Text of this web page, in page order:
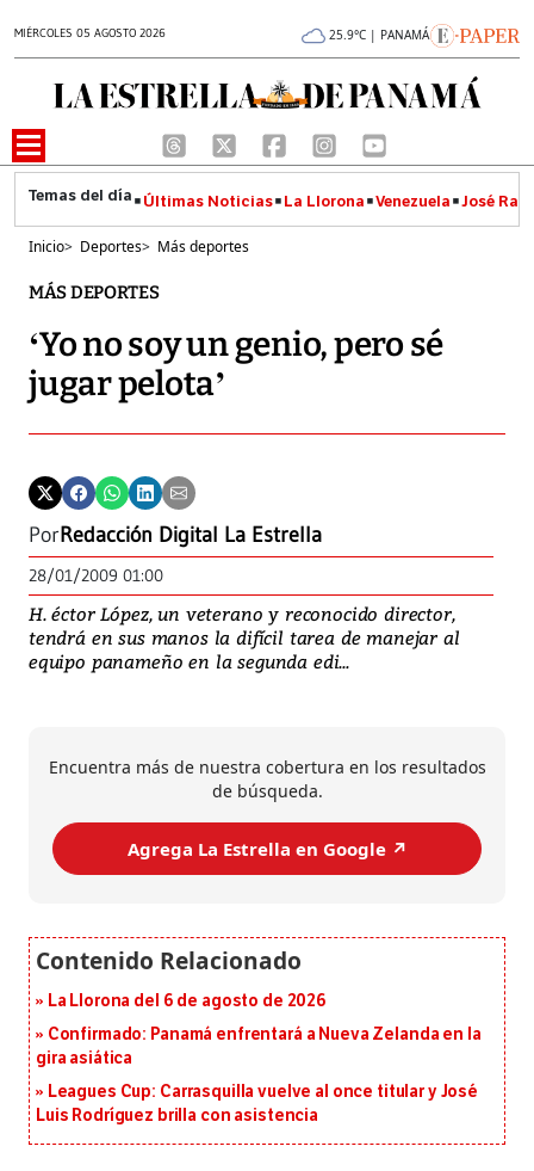
MIÉRCOLES 05 AGOSTO 2026 25.9°C | PANAMÁ
Últimas Noticias La Llorona Venezuela José
Inicio> Deportes> Más deportes
MÁS DEPORTES
‘Yo no soy un genio, pero sé
jugar pelota’
PorRedacción Digital La Estrella
28/01/2009 01:00
H. éctor López, un veterano y reconocido director,
tendrá en sus manos la difícil tarea de manejar al
equipo panameño en la segunda edi...
Encuentra más de nuestra cobertura en los resultados
de búsqueda.
Agrega La Estrella en Google ↗️
La Llorona del 6 de agosto de 2026
Confirmado: Panamá enfrentará a Nueva Zelanda en la
gira asiática
Leagues Cup: Carrasquilla vuelve al once titular y José
Luis Rodríguez brilla con asistencia